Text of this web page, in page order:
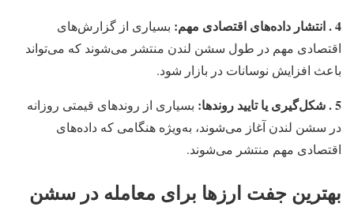
4 . انتشار داده‌های اقتصادی مهم:
بسیاری از گزارش‌های
اقتصادی مهم در طول سشن لندن منتشر می‌شوند که می‌تواند
باعث افزایش نوسانات در بازار شود.
5 . شکل‌گیری یا تایید روندها:
بسیاری از روندهای قیمتی روزانه
در سشن لندن آغاز می‌شوند، به‌ویژه هنگامی که داده‌های
اقتصادی مهم منتشر می‌شوند.
بهترین جفت ارزها برای معامله در سشن